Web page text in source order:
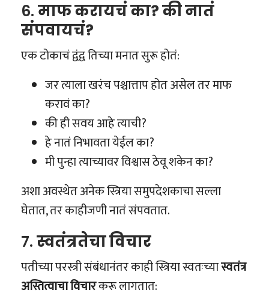
6. माफ करायचं का? की नातं
संपवायचं?
एक टोकाचं द्वंद्व तिच्या मनात सुरू होतं:
जर त्याला खरंच पश्चात्ताप होत असेल तर माफ
करावं का?
की ही सवय आहे त्याची?
हे नातं निभावता येईल का?
मी पुन्हा त्याच्यावर विश्वास ठेवू शकेन का?
अशा अवस्थेत अनेक स्त्रिया समुपदेशकाचा सल्ला
घेतात, तर काहीजणी नातं संपवतात.
7. स्वतंत्रतेचा विचार
पतीच्या परस्त्री संबंधानंतर काही स्त्रिया स्वतःच्यास्वतंत्र
अस्तित्वाचा विचारकरू लागतात: